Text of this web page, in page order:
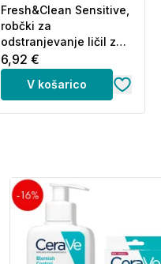
Fresh&Clean Sensitive,
robčki za
odstranjevanje ličil za
vse tipe kože (48
robčkov)
6,92 €
V košarico